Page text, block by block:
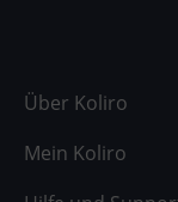
Über Koliro
Mein Koliro